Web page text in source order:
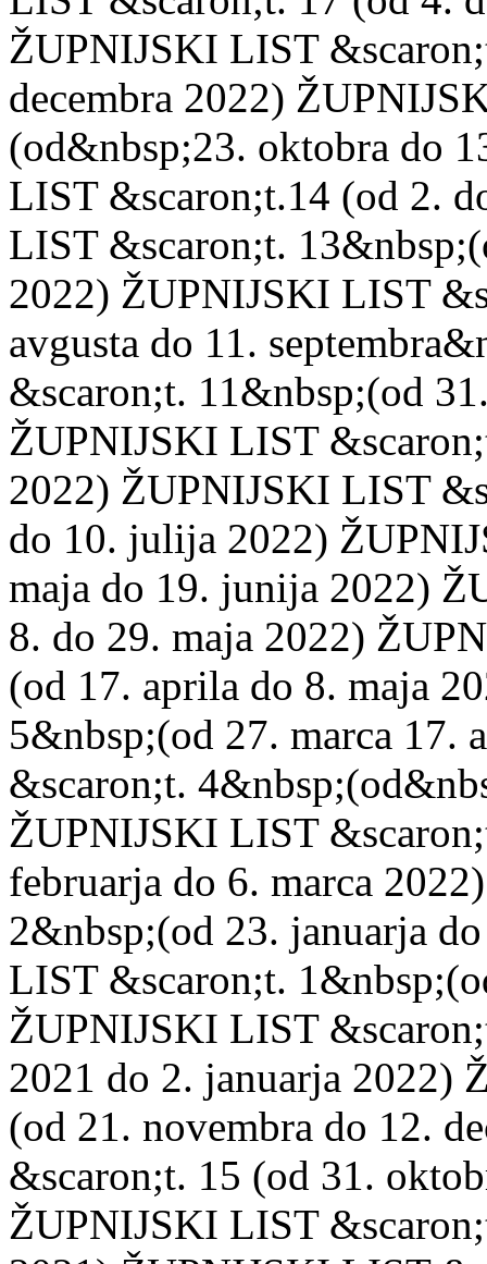
ŽUPNIJSKI LIST
decembra 2022)
(od&nbsp;23. oktobra do
LIST &scaron;t.14 (od 2.
LIST &scaron;t.
2022) ŽUPNIJSKI LIST
avgusta do 11.
&scaron;t. 11&nbsp;(od
ŽUPNIJSKI LIST
2022) ŽUPNIJSKI LIST
do 10. julija 2022)
maja do 19. junija 2022)
8. do 29. maja 2022)
(od 17. aprila do 8. maja
5&nbsp;(od 27. marca
&scaron;t.
ŽUPNIJSKI LIST
februarja do 6. marca
2&nbsp;(od 23. januarja
LIST &scaron;t.
ŽUPNIJSKI LIST
2021 do 2. januarja 2022)
(od 21. novembra do 12.
&scaron;t. 15 (od 31.
ŽUPNIJSKI LIST